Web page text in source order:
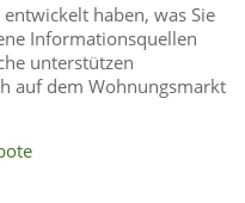
haben, was Sie
Informationsquellen
unterstützen
auf dem Wohnungsmarkt